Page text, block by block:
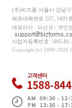
(주)비즈폼 서울시 강남
해운대해변로 257, 1601
대표이사 : 이선규 / 개인
사업자등록번호 : 605-
Copyright (c) 2000-2026